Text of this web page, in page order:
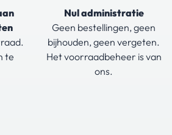
te
Nul administratie
Geen bestellingen, geen
bijhouden, geen vergeten.
Het voorraadbeheer is van
ons.